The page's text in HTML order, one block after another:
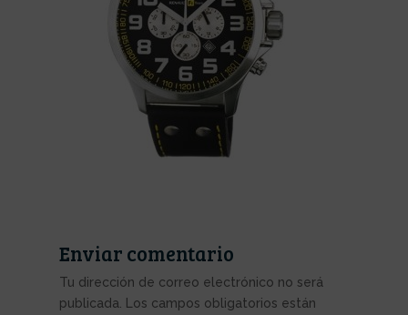
Enviar comentario
Tu dirección de correo electrónico no será
publicada.
Los campos obligatorios están